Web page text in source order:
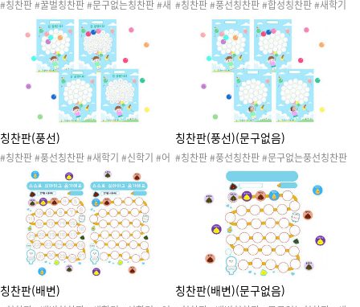
#칭찬판 #꿀벌칭찬판 #문구없는칭찬판 #새
학기 #신학기 #어린이집 #유치원 #새학기준
비 #신학기준비 #환경구성 #환경판 #게시판
#칭찬스티커 #칭찬스티커판
#칭찬판 #풍선칭찬판 #합성칭찬판 #새학기
#신학기 #어린이집 #유치원 #새학기준비 #
신학기준비 #환경구성 #환경판 #게시판 #칭
찬스티커 #칭찬스티커판
칭찬판(풍선)
#칭찬판 #풍선칭찬판 #새학기 #신학기 #어
린이집 #유치원 #새학기준비 #신학기준비 #
환경구성 #환경판 #게시판 #칭찬스티커 #칭
찬스티커판
칭찬판(풍선)(문구없음)
#칭찬판 #풍선칭찬판 #문구없는풍선칭찬판
#새학기 #신학기 #어린이집 #유치원 #새학
기준비 #신학기준비 #환경구성 #환경판 #게
시판 #칭찬스티커 #칭찬스티커판
칭찬판(배변) 칭찬판(배변)(문구없음)